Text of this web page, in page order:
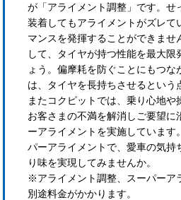
が「アライメント調整」です。せ
装着してもアライメントがズレて
マンスを発揮することができませ
して、タイヤが持つ性能を最大限
ょう。偏摩耗を防ぐことにもつ
は、タイヤを長持ちさせるという
またコクピットでは、乗り心地や
お客さまの不満を解消しご要望に
ーアライメントを実施しています
パーアライメントで、愛車の気持
り味を実現してみませんか。
※アライメント調整、スーパーア
別途料金がかかります。